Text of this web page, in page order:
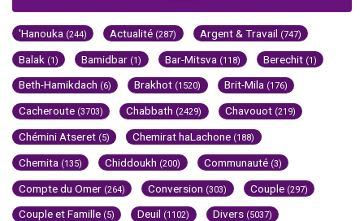
'Hanouka (244) Actualité (287) Argent & Travail (747)
Balak (1) Bamidbar (1) Bar-Mitsva (118) Berechit (1)
Beth-Hamikdach (6) Brakhot (1520) Brit-Mila (176)
Cacheroute (3703) Chabbath (2429) Chavouot (219)
Chémini Atseret (5) Chemirat haLachone (188)
Chemita (135) Chiddoukh (200) Communauté (3)
Compte du Omer (264) Conversion (303) Couple (297)
Couple et Famille (5) Deuil (1102) Divers (5037)